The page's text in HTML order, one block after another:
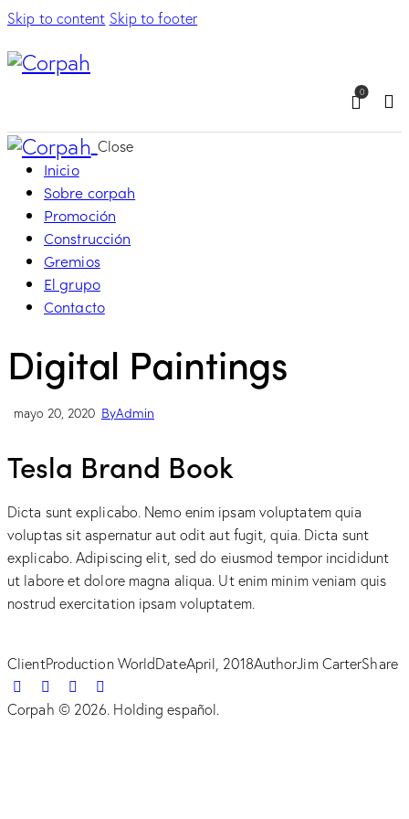
Skip to content Skip to footer
0
Close
Inicio
Sobre corpah
Promoción
Construcción
Gremios
El grupo
Contacto
Digital Paintings
mayo 20, 2020 ByAdmin
Tesla Brand Book
Dicta sunt explicabo. Nemo enim ipsam voluptatem quia
voluptas sit aspernatur aut odit aut fugit, quia. Dicta sunt
explicabo. Adipiscing elit, sed do eiusmod tempor incididunt
ut labore et dolore magna aliqua. Ut enim minim veniam quis
nostrud exercitation ipsam voluptatem.
ClientProduction WorldDateApril, 2018AuthorJim CarterShare
Twitter-
new
FacebookShare-
email
Copy
URL
Corpah © 2026. Holding español.